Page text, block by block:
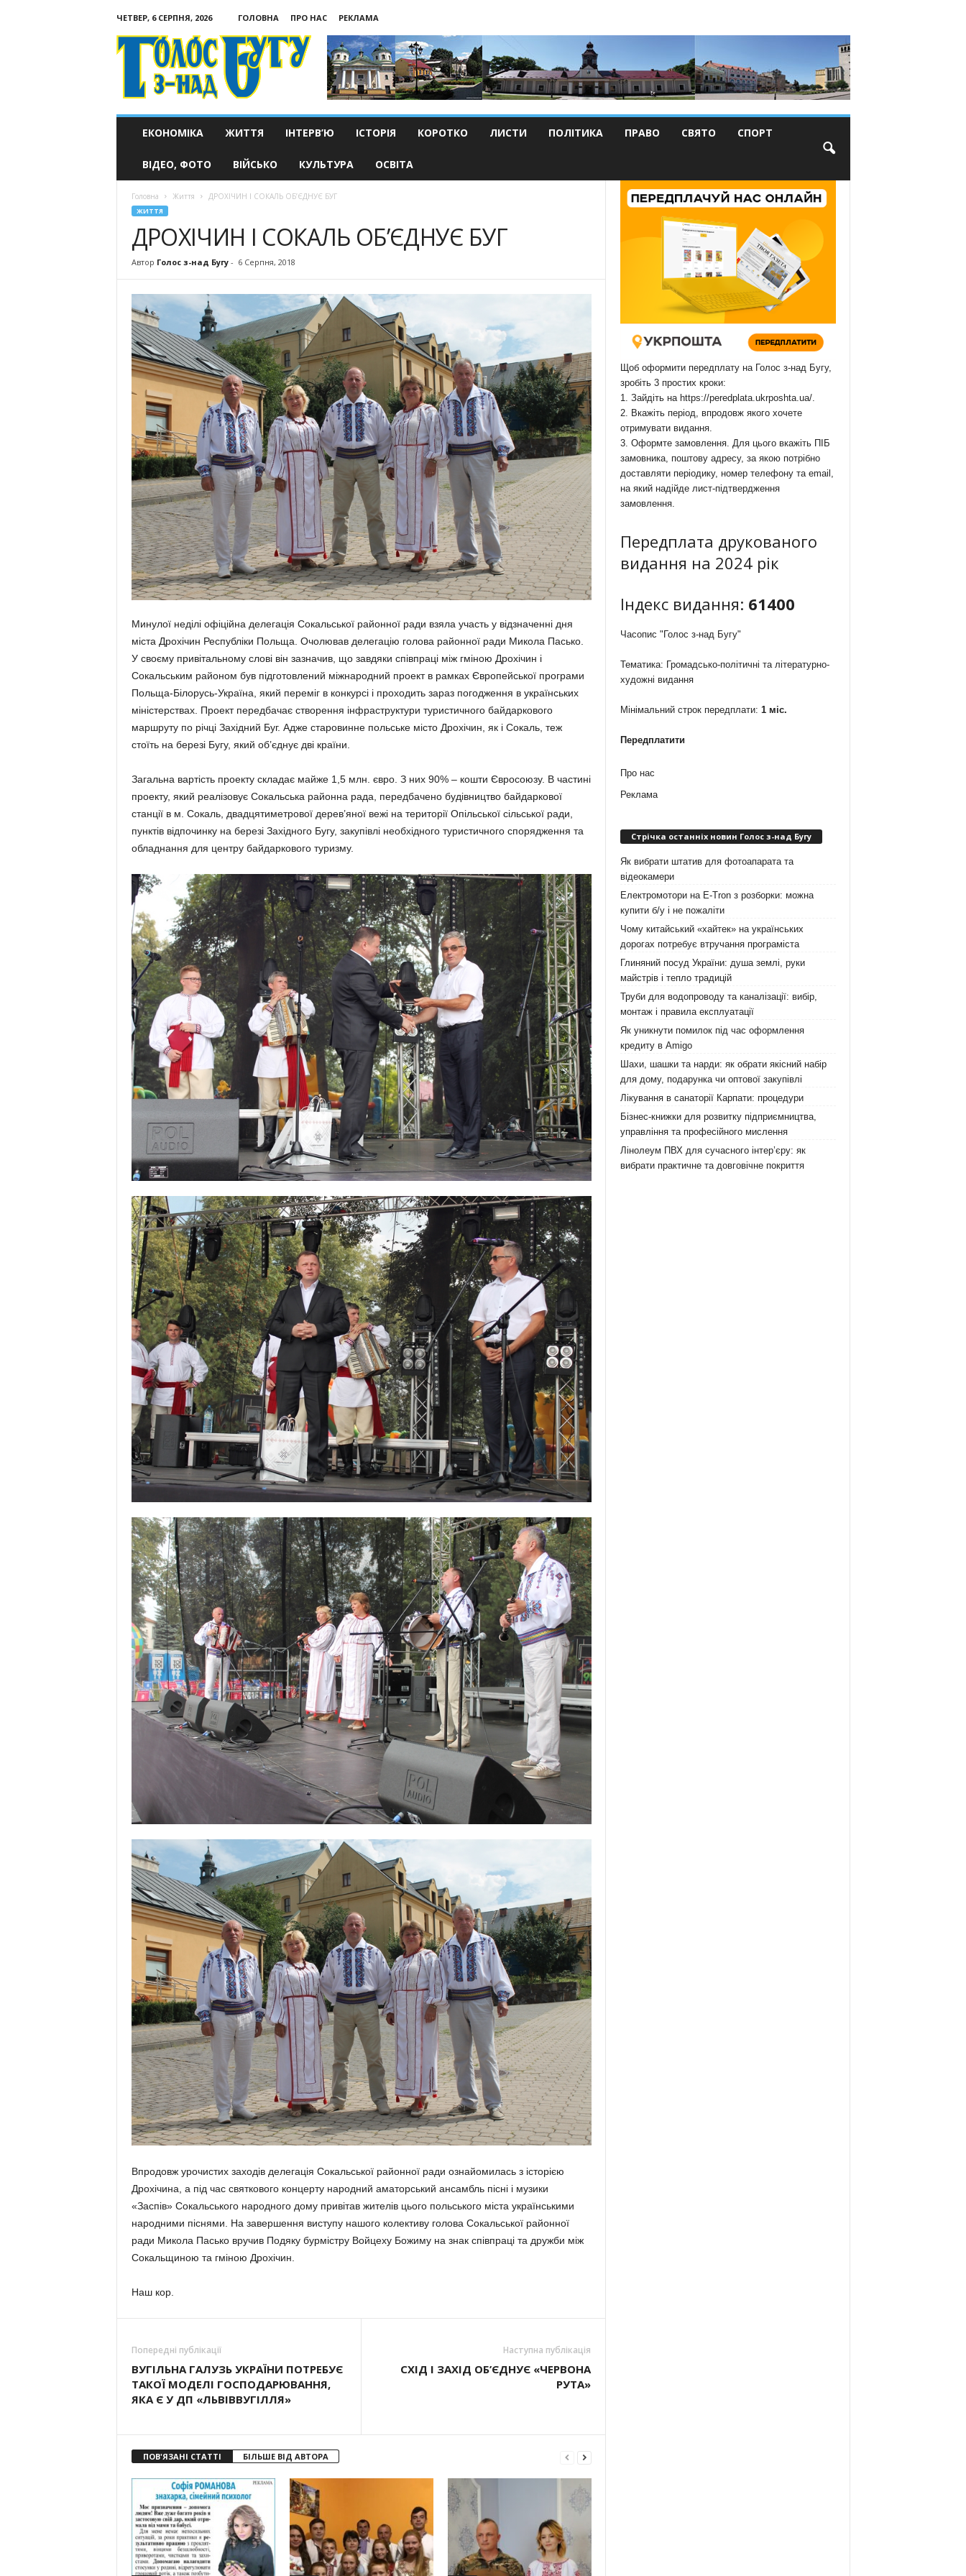
ЧЕТВЕР, 6 СЕРПНЯ, 2026 ГОЛОВНА ПРО НАС
РЕКЛАМА
Голос
з-
ЕКОНОМІКА ЖИТТЯ ІНТЕРВ’Ю ІСТОРІЯ КОРОТКО ЛИСТИ ПОЛІТИКА ПРАВО СВЯТО СПОРТ
ВІДЕО, ФОТО ВІЙСЬКО КУЛЬТУРА ОСВІТА
Головна Життя ДРОХІЧИН І СОКАЛЬ ОБ’ЄДНУЄ БУГ
ЖИТТЯ
ДРОХІЧИН І СОКАЛЬ ОБ’ЄДНУЄ БУГ
Автор Голос з-над Бугу- 6 Серпня, 2018
Минулої неділі офіційна делегація Сокальської районної ради взяла участь у відзначенні дня
міста Дрохічин Республіки Польща. Очолював делегацію голова районної ради Микола Пасько.
У своєму привітальному слові він зазначив, що завдяки співпраці між гміною Дрохічин і
Сокальським районом був підготовлений міжнародний проект в рамках Європейської програми
Польща-Білорусь-Україна, який переміг в конкурсі і проходить зараз погодження в українських
міністерствах. Проект передбачає створення інфраструктури туристичного байдаркового
маршруту по річці Західний Буг. Адже старовинне польське місто Дрохічин, як і Сокаль, теж
стоїть на березі Бугу, який об’єднує дві країни.
Загальна вартість проекту складає майже 1,5 млн. євро. З них 90% – кошти Євросоюзу. В частині
проекту, який реалізовує Сокальська районна рада, передбачено будівництво байдаркової
станції в м. Сокаль, двадцятиметрової дерев’яної вежі на території Опільської сільської ради,
пунктів відпочинку на березі Західного Бугу, закупівлі необхідного туристичного спорядження та
обладнання для центру байдаркового туризму.
Впродовж урочистих заходів делегація Сокальської районної ради ознайомилась з історією
Дрохічина, а під час святкового концерту народний аматорський ансамбль пісні і музики
«Заспів» Сокальського народного дому привітав жителів цього польського міста українськими
народними піснями. На завершення виступу нашого колективу голова Сокальської районної
ради Микола Пасько вручив Подяку бурмістру Войцеху Божиму на знак співпраці та дружби між
Сокальщиною та гміною Дрохічин.
Наш кор.
Попередні публікації
ВУГІЛЬНА ГАЛУЗЬ УКРАЇНИ ПОТРЕБУЄ
ТАКОЇ МОДЕЛІ ГОСПОДАРЮВАННЯ,
ЯКА Є У ДП «ЛЬВІВВУГІЛЛЯ»
Наступна публікація
СХІД І ЗАХІД ОБ’ЄДНУЄ «ЧЕРВОНА
РУТА»
ПОВ'ЯЗАНІ СТАТТІ БІЛЬШЕ ВІД АВТОРА
Щоб оформити передплату на Голос з-над Бугу,
зробіть 3 простих кроки:
1. Зайдіть на https://peredplata.ukrposhta.ua/.
2. Вкажіть період, впродовж якого хочете
отримувати видання.
3. Оформте замовлення. Для цього вкажіть ПІБ
замовника, поштову адресу, за якою потрібно
доставляти періодику, номер телефону та email,
на який надійде лист-підтвердження
замовлення.
Передплата друкованого
видання на 2024 рік
Індекс видання: 61400
Часопис "Голос з-над Бугу"
Тематика: Громадсько-політичні та літературно-
художні видання
Мінімальний строк передплати: 1 міс.
Передплатити
Про нас
Реклама
Стрічка останніх новин Голос з-над Бугу
Як вибрати штатив для фотоапарата та
відеокамери
Електромотори на E-Tron з розборки: можна
купити б/у і не пожаліти
Чому китайський «хайтек» на українських
дорогах потребує втручання програміста
Глиняний посуд України: душа землі, руки
майстрів і тепло традицій
Труби для водопроводу та каналізації: вибір,
монтаж і правила експлуатації
Як уникнути помилок під час оформлення
кредиту в Amigo
Шахи, шашки та нарди: як обрати якісний набір
для дому, подарунка чи оптової закупівлі
Лікування в санаторії Карпати: процедури
Бізнес-книжки для розвитку підприємництва,
управління та професійного мислення
Лінолеум ПВХ для сучасного інтер’єру: як
вибрати практичне та довговічне покриття